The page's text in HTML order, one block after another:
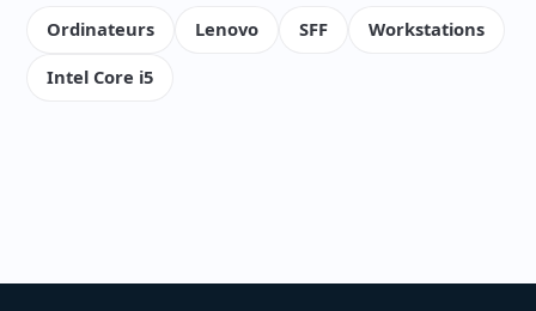
Ordinateurs Lenovo SFF
Workstations
Intel Core i5